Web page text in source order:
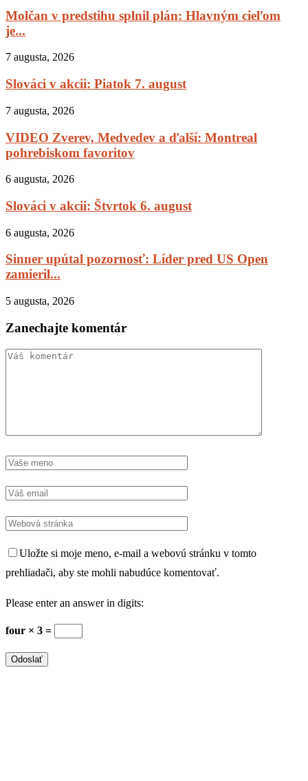
Molčan v predstihu splnil plán: Hlavným cieľom
je...
7 augusta, 2026
Slováci v akcii: Piatok 7. august
7 augusta, 2026
VIDEO Zverev, Medvedev a ďalší: Montreal
pohrebiskom favoritov
6 augusta, 2026
Slováci v akcii: Štvrtok 6. august
6 augusta, 2026
Sinner upútal pozornosť: Líder pred US Open
zamieril...
5 augusta, 2026
Zanechajte komentár
Uložte si moje meno, e-mail a webovú stránku v tomto
prehliadači, aby ste mohli nabudúce komentovať.
Please enter an answer in digits:
four × 3 =